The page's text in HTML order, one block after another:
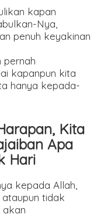
kapan
Nya,
penuh keyakinan
pernah
kapanpun kita
hanya kepada-
Kita
Apa
Hari
kepada Allah,
tidak
akan